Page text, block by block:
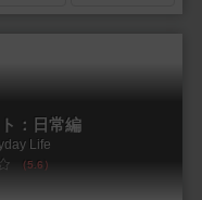
：日常編
Life
5.6